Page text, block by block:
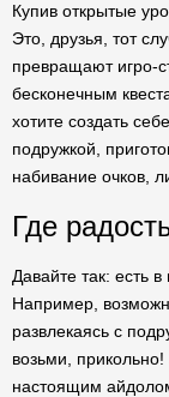
Купив открытые
Это, друзья, тот
превращают игро-
бесконечным
хотите создать
подружкой,
набивание очков,
Где
Давайте так: есть
Например,
развлекаясь с
возьми,
настоящим